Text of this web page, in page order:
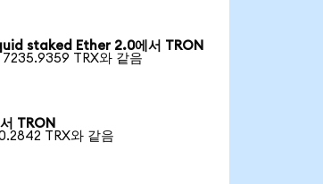
staked Ether 2.0에서 TRON
7235.9359 TRX와 같음
TRON
TRX와 같음